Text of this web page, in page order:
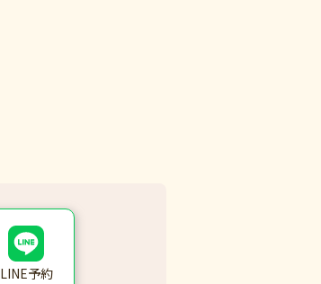
LINE予約